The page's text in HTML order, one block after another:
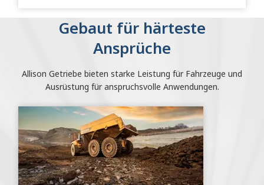
Gebaut für härteste
Ansprüche
Allison Getriebe bieten starke Leistung für Fahrzeuge und
Ausrüstung für anspruchsvolle Anwendungen.